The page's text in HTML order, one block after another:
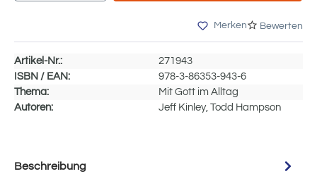
Merken Bewerten
Artikel-Nr.:
271943
ISBN / EAN:
978-3-86353-943-6
Thema:
Mit Gott im Alltag
Autoren:
Jeff Kinley, Todd Hampson
Beschreibung